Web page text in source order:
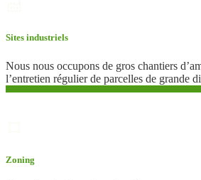
Sites industriels
Nous nous occupons de gros chantiers
l’entretien régulier de parcelles de grande
Zoning